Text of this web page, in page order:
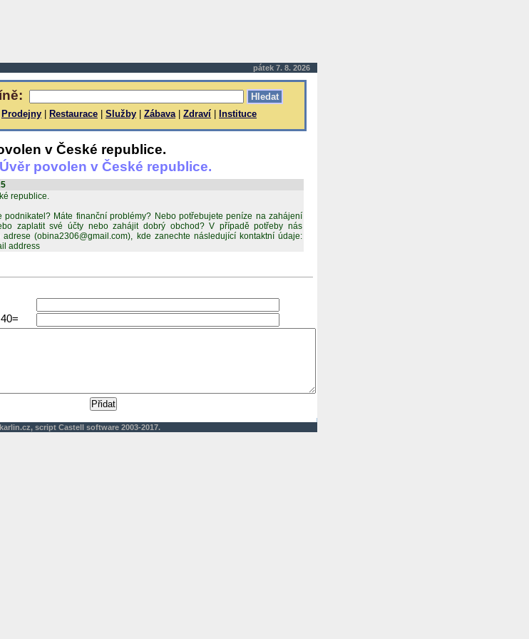
pátek 7. 8. 2026
Prodejny Restaurace Služby Zábava| Zdraví Instituce
v České republice.
Úvěr povolen v České republice.
republice.
podnikatel? Máte finanční problémy? Nebo potřebujete peníze na zahájení
zaplatit své účty nebo zahájit dobrý obchod? V případě potřeby nás
adrese (obina2306@gmail.com), kde zanechte následující kontaktní údaje:
address
, script Castell software 2003-2017.